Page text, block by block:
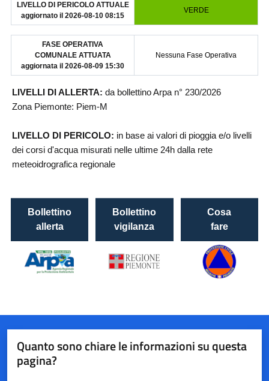
Quanto sono chiare le informazioni su questa
pagina?